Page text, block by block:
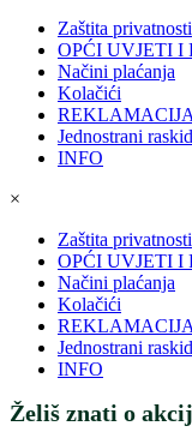
Zaštita privatnosti
OPĆI UVJETI I
Načini plaćanja
Kolačići
Jednostrani
INFO
×
Zaštita privatnosti
OPĆI UVJETI I
Načini plaćanja
Kolačići
Jednostrani
INFO
Želiš znati o